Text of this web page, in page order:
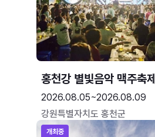
홍천강 별빛음악 맥주축제
2026.08.05~2026.08.09
강원특별자치도 홍천군
개최중